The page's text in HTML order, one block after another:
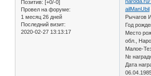
Позитив: [+0/-0]
Провел на форуме:
1 месяц 26 дней
Последний визит:
2020-02-27 13:13:17
ailManUbil
Рычагов
Год
Место
обл.,
Малое-
№
Дата